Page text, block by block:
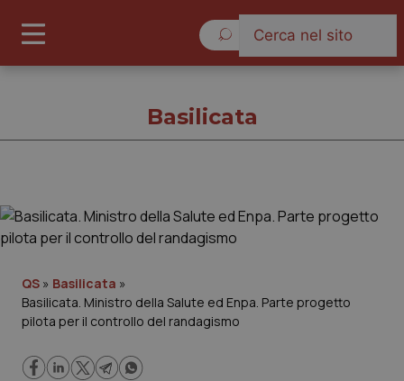
Governo e Parlamento
Regioni e Asl
Basilicata
QS » Basilicata »
Basilicata. Ministro della Salute ed Enpa. Parte progetto
pilota per il controllo del randagismo